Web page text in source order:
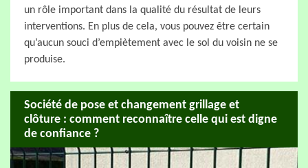
un rôle important dans la qualité du résultat de leurs
interventions. En plus de cela, vous pouvez être certain
qu’aucun souci d’empiètement avec le sol du voisin ne se
produise.
Société de pose et changement grillage et
clôture : comment reconnaître celle qui est digne
de confiance ?